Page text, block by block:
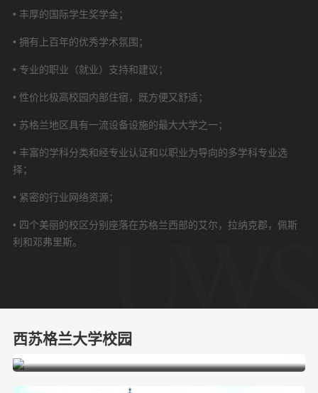
• 丰厚的国际学生奖学金；
• 拥有上百年的优秀学术氛围；
• 专业的职业（就业）支持和建议；
• 性价比极高校园内部住宿，既方便又舒适；
• 苏格兰地区具有一流设备设施的最大大学之一；
• 丰富的学科分类和经专业认证和以职业为导向的多学科专业选
择；
• 紧密的行业网络资源；
• 四个美丽的校区分别座落在苏格兰西部的艾尔，拉纳克郡，佩斯
利和邓弗里斯。
西苏格兰大学校园